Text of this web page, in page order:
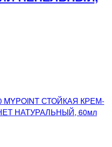
MYPOINT СТОЙКАЯ КРЕМ-
НАТУРАЛЬНЫЙ, 60мл